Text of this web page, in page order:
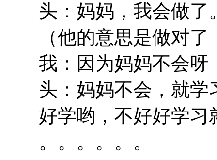
头：妈妈，我会做
（他的意思是做对
我：因为妈妈不会呀
头：妈妈不会，就
好学哟，不好好学习
。。。。。。